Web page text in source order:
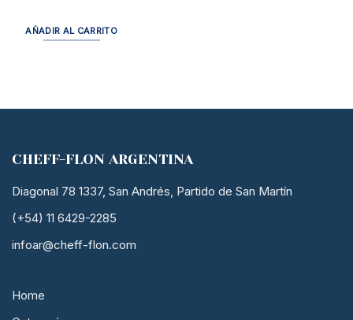
AÑADIR AL CARRITO
CHEFF-FLON ARGENTINA
Diagonal 78 1337, San Andrés, Partido de San Martín
(+54) 11 6429-2285
infoar@cheff-flon.com
Home